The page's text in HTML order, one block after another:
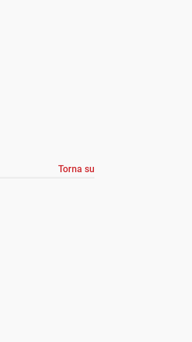
Torna su